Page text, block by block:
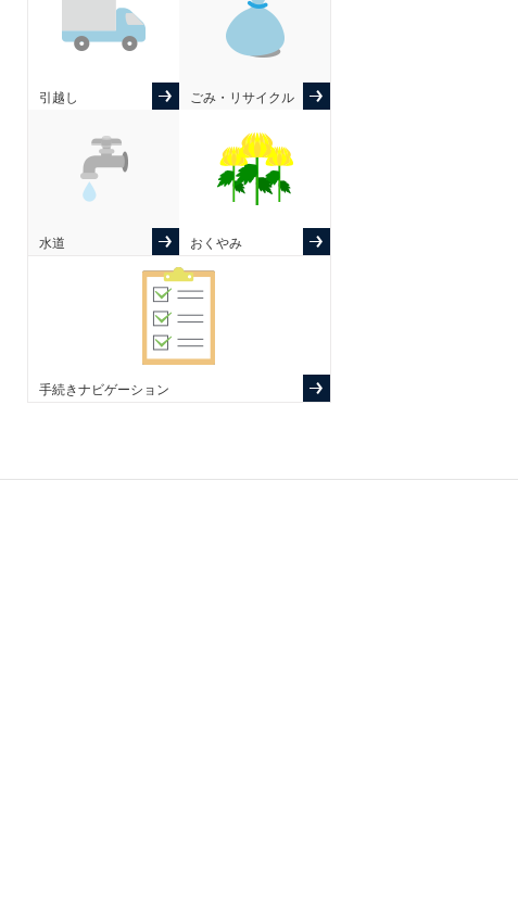
引越し ごみ・リサイクル
水道 おくやみ
手続きナビゲーション